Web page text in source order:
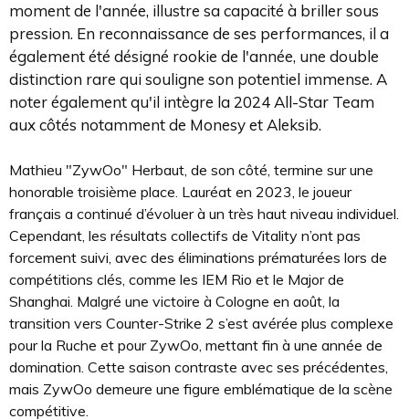
moment de l'année, illustre sa capacité à briller sous
pression. En reconnaissance de ses performances, il a
également été désigné rookie de l'année, une double
distinction rare qui souligne son potentiel immense. A
noter également qu'il intègre la 2024 All-Star Team
aux côtés notamment de Monesy et Aleksib.
Mathieu "ZywOo" Herbaut, de son côté, termine sur une
honorable troisième place. Lauréat en 2023, le joueur
français a continué d’évoluer à un très haut niveau individuel.
Cependant, les résultats collectifs de Vitality n’ont pas
forcement suivi, avec des éliminations prématurées lors de
compétitions clés, comme les IEM Rio et le Major de
Shanghai. Malgré une victoire à Cologne en août, la
transition vers Counter-Strike 2 s’est avérée plus complexe
pour la Ruche et pour ZywOo, mettant fin à une année de
domination. Cette saison contraste avec ses précédentes,
mais ZywOo demeure une figure emblématique de la scène
compétitive.